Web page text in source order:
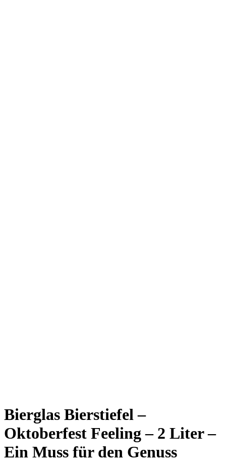
Bierglas Bierstiefel –
Oktoberfest Feeling – 2 Liter –
Ein Muss für den Genuss